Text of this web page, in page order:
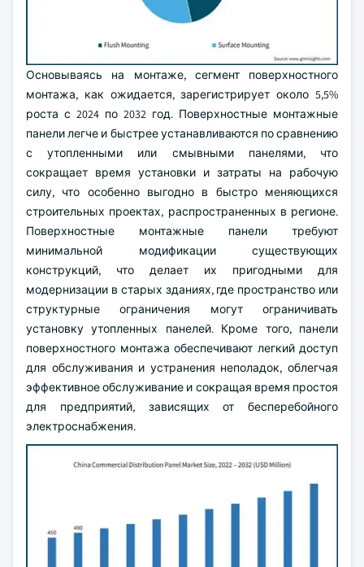
Основываясь на монтаже, сегмент поверхностного
монтажа, как ожидается, зарегистрирует около 5,5%
роста с 2024 по 2032 год. Поверхностные монтажные
панели легче и быстрее устанавливаются по сравнению
с утопленными или смывными панелями, что
сокращает время установки и затраты на рабочую
силу, что особенно выгодно в быстро меняющихся
строительных проектах, распространенных в регионе.
Поверхностные монтажные панели требуют
минимальной модификации существующих
конструкций, что делает их пригодными для
модернизации в старых зданиях, где пространство или
структурные ограничения могут ограничивать
установку утопленных панелей. Кроме того, панели
поверхностного монтажа обеспечивают легкий доступ
для обслуживания и устранения неполадок, облегчая
эффективное обслуживание и сокращая время простоя
для предприятий, зависящих от бесперебойного
электроснабжения.